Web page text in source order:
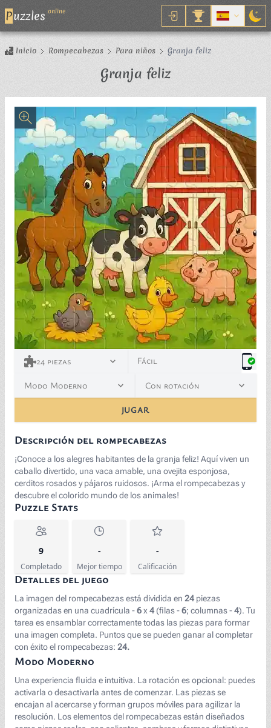
Puzzles online
Inicio Rompecabezas Para niños Granja feliz
Granja felizRompecabezas
24 piezas Fácil
Modo Moderno Con rotación
JUGAR
Descripción del rompecabezas
¡Conoce a los alegres habitantes de la granja feliz! Aquí viven un
caballo divertido, una vaca amable, una ovejita esponjosa,
cerditos rosados y pájaros ruidosos. ¡Arma el rompecabezas y
descubre el colorido mundo de los animales!
Puzzle Stats
9
Completado
-
Mejor tiempo
-
Calificación
Detalles del juego
La imagen del rompecabezas está dividida en 24 piezas
organizadas en una cuadrícula -6x 4 (filas -6; columnas -4). Tu
tarea es ensamblar correctamente todas las piezas para formar
una imagen completa. Puntos que se pueden ganar al completar
con éxito el rompecabezas: 24.
Modo Moderno
Una experiencia fluida e intuitiva. La rotación es opcional: puedes
activarla o desactivarla antes de comenzar. Las piezas se
encajan al acercarse y forman grupos móviles para agilizar la
resolución. Los elementos del rompecabezas están diseñados